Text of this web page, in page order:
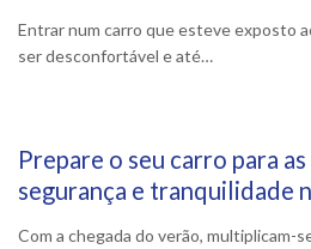
Entrar num carro que esteve exposto
ser desconfortável e até…
19 Julho, 2025
Prepare o seu carro para
segurança e tranquilidade
Com a chegada do verão, multiplicam-